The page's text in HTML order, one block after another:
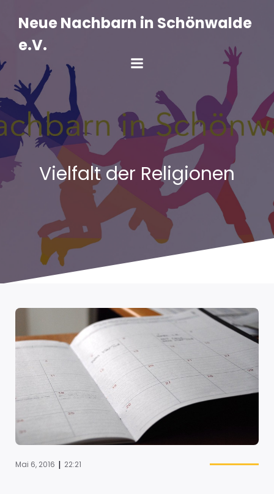
Inhalt
springenNeue Nachbarn in Schönwalde
e.V.
Vielfalt der Religionen
Mai 6, 2016 | 22:21